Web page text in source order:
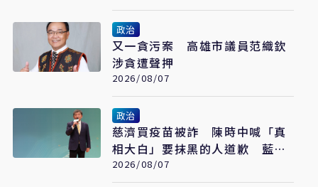
政治
又一貪污案 高雄市議員范織欽
涉貪遭聲押
2026/08/07
政治
慈濟買疫苗被詐 陳時中喊「真
相大白」要抹黑的人道歉 藍白
反擊了
2026/08/07